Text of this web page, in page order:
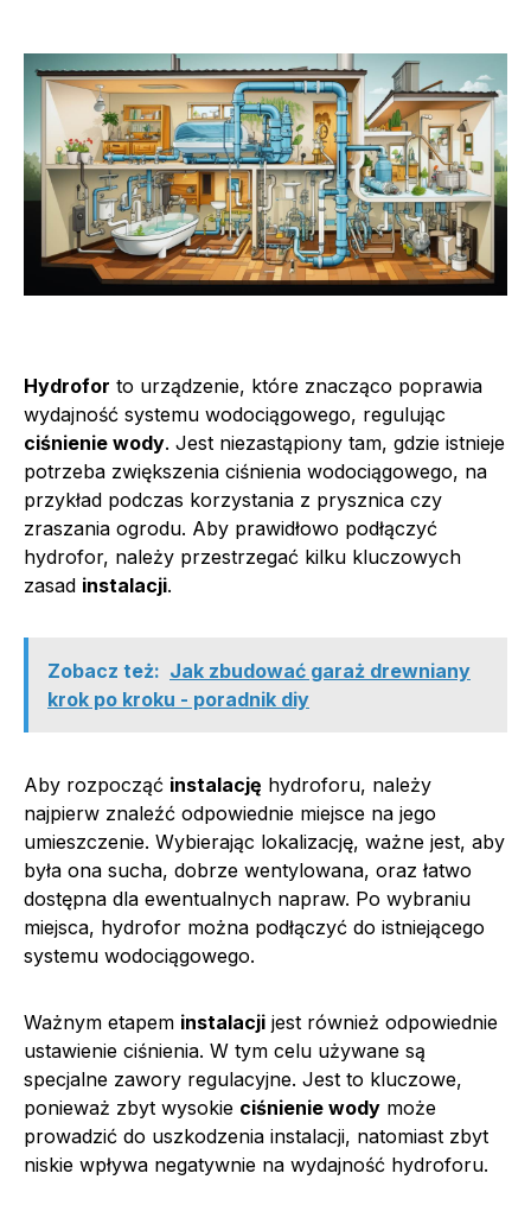
Hydrofor to urządzenie, które znacząco poprawia
wydajność systemu wodociągowego, regulując
ciśnienie wody. Jest niezastąpiony tam, gdzie istnieje
potrzeba zwiększenia ciśnienia wodociągowego, na
przykład podczas korzystania z prysznica czy
zraszania ogrodu. Aby prawidłowo podłączyć
hydrofor, należy przestrzegać kilku kluczowych
zasad instalacji.
Zobacz też: Jak zbudować garaż drewniany
krok po kroku - poradnik diy
Aby rozpocząć instalację hydroforu, należy
najpierw znaleźć odpowiednie miejsce na jego
umieszczenie. Wybierając lokalizację, ważne jest, aby
była ona sucha, dobrze wentylowana, oraz łatwo
dostępna dla ewentualnych napraw. Po wybraniu
miejsca, hydrofor można podłączyć do istniejącego
systemu wodociągowego.
Ważnym etapem instalacji jest również odpowiednie
ustawienie ciśnienia. W tym celu używane są
specjalne zawory regulacyjne. Jest to kluczowe,
ponieważ zbyt wysokie ciśnienie wody może
prowadzić do uszkodzenia instalacji, natomiast zbyt
niskie wpływa negatywnie na wydajność hydroforu.